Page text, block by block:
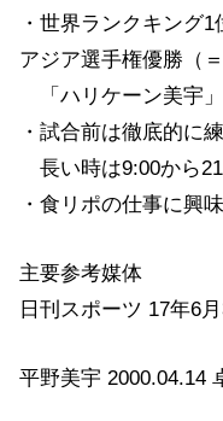
・世界ランクキング
アジア選手権優勝（＝
「ハリケーン美宇」
・試合前は徹底的に
長い時は9:00から
・食リポの仕事に興
主要参考媒体
日刊スポーツ 17年6
平野美宇 2000.04.14